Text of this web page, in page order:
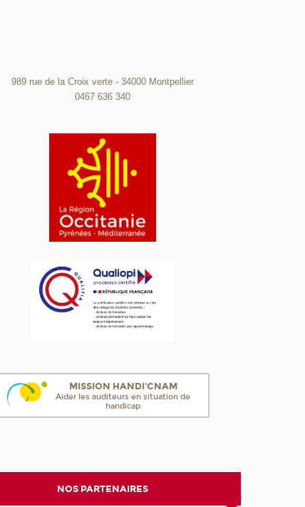
989 rue de la Croix verte - 34000 Montpellier
0467 636 340
MISSION HANDI'CNAM
Aider les auditeurs en situation de
handicap
NOS PARTENAIRES